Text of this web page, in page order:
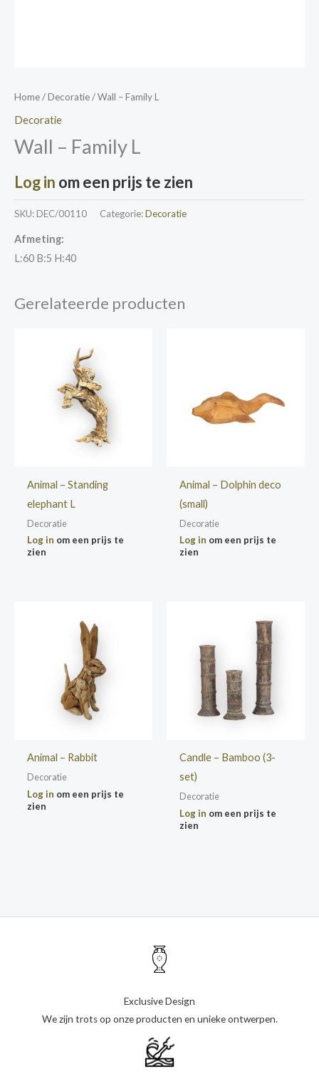
Home/Decoratie/ Wall – Family L
Decoratie
Wall – Family L
Log in om een prijs te zien
SKU: DEC/00110 Categorie:Decoratie
Afmeting:
L:60 B:5 H:40
Gerelateerde producten
Animal – Standing
elephant L
Decoratie
Log in om een prijs te
zien
Animal – Dolphin deco
(small)
Decoratie
Log in om een prijs te
zien
Animal – Rabbit
Decoratie
Log in om een prijs te
zien
Candle – Bamboo (3-
set)
Decoratie
Log in om een prijs te
zien
Exclusive Design
We zijn trots op onze producten en unieke ontwerpen.